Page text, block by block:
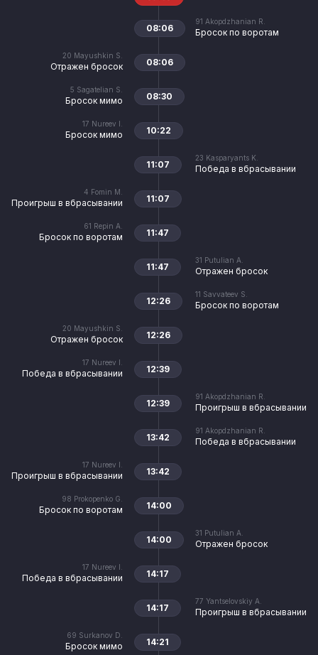
91 Akopdzhanian R.
Бросок по воротам
08:06
20 Mayushkin S.
Отражен бросок 08:06
5 Sagatelian S.
Бросок мимо 08:30
17 Nureev I.
Бросок мимо 10:22
23 Kasparyants K.
Победа в вбрасывании
11:07
4 Fomin M.
Проигрыш в вбрасывании 11:07
61 Repin A.
Бросок по воротам 11:47
31 Putulian A.
Отражен бросок
11:47
11 Savvateev S.
Бросок по воротам
12:26
20 Mayushkin S.
Отражен бросок 12:26
17 Nureev I.
Победа в вбрасывании 12:39
91 Akopdzhanian R.
Проигрыш в вбрасывании
12:39
91 Akopdzhanian R.
Победа в вбрасывании
13:42
17 Nureev I.
Проигрыш в вбрасывании 13:42
98 Prokopenko G.
Бросок по воротам 14:00
31 Putulian A.
Отражен бросок
14:00
17 Nureev I.
Победа в вбрасывании 14:17
77 Yantselovskiy A.
Проигрыш в вбрасывании
14:17
69 Surkanov D.
Бросок мимо 14:21